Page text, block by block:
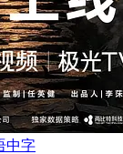
中字